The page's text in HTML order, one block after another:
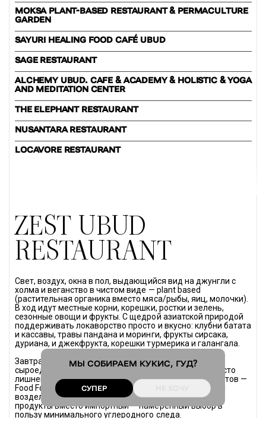
МЫ СОБИРАЕМ КУКИС, ГУД?
СУПЕР
MOKSA PLANT-BASED RESTAURANT & PERMACULTURE
GARDEN
SAYURI HEALING FOOD CAFÉ UBUD
SAGE RESTAURANT
ALCHEMY UBUD. CAFE & ACADEMY & HOLISTIC & YOGA
AND MEDITATION CENTER
THE ELEPHANT RESTAURANT
NUSANTARA RESTAURANT
LOCAVORE RESTAURANT
ZEST UBUD
RESTAURANT
Свет, воздух, окна в пол, выдающийся вид на джунгли с
холма и веганство в чистом виде — plant based
(растительная органика вместо мяса/рыбы, яиц, молочки).
В ход идут местные корни, корешки, ростки и зелень,
сезонные овощи и фрукты. С щедрой азиатской природой
поддерживать локаворство просто и вкусно: клубни батата
и кассавы, травы пандана и моринги, фрукты сирсака,
дуриана, и джекфрукта, корешки турмерика и галангала.
Завтраки весь день, безглютеновые позиции и
сыроедческие десерты, которые дарят энергию вместо
лишнего веса. Важный источник поставок ингредиентов —
Food Forest площадью 40 гектаров, который разбил и
возделывает шеф Zest Саймон Джонгеноттер. Свои
продукты вместо импортный — намеренный выбор в
пользу минимального углеродного следа.